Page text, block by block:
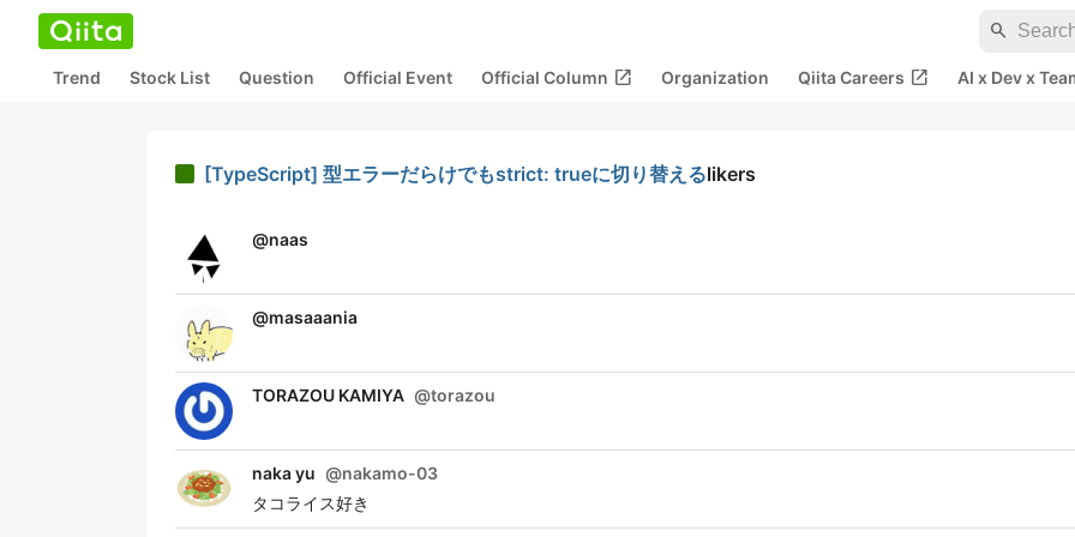
search
Trend Stock List Question Official Event Official Column open_in_new Organization Qiita Careers open_in_new AI x Dev x
[TypeScript] 型エラーだらけでもstrict: trueに切り替えるlikers
@naas
@masaaania
TORAZOU KAMIYA @torazou
naka yu @nakamo-03
タコライス好き